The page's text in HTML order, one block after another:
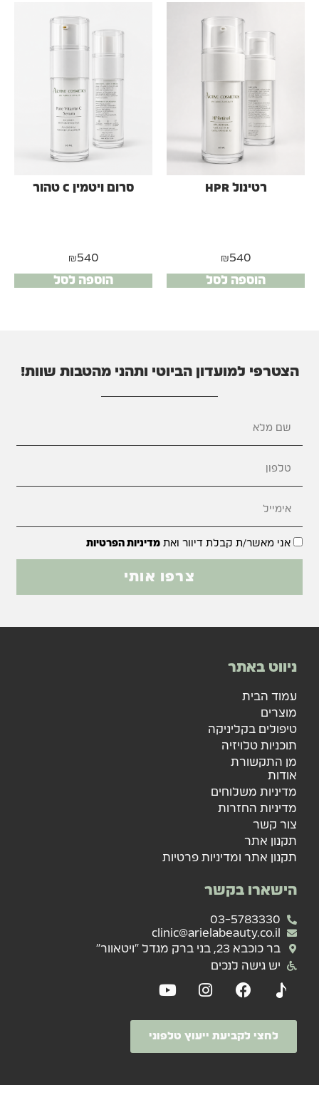
רטינול HPR
₪540
הוספה לסל
סרום ויטמין C טהור
₪540
הוספה לסל
הצטרפי למועדון הביוטי ותהני מהטבות שוות!
אני מאשר/ת קבלת דיוור ואתמדיניות הפרטיות
צרפו אותי
ניווט באתר
עמוד הבית
מוצרים
טיפולים בקליניקה
תוכניות טלויזיה
מן התקשורת
אודות
מדיניות משלוחים
מדיניות החזרות
צור קשר
תקנון אתר
תקנון אתר ומדיניות פרטיות
הישארו בקשר
03-5783330
clinic@arielabeauty.co.il
בר כוכבא 23, בני ברק מגדל "ויטאוור"
יש גישה לנכים
לחצי לקביעת ייעוץ טלפוני